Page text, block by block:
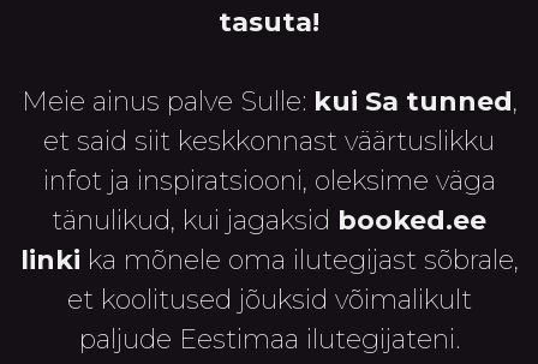
tasuta!
Meie ainus palve Sulle: kui Sa tunned,
et said siit keskkonnast väärtuslikku
infot ja inspiratsiooni, oleksime väga
tänulikud, kui jagaksid booked.ee
linki ka mõnele oma ilutegijast sõbrale,
et koolitused jõuksid võimalikult
paljude Eestimaa ilutegijateni.